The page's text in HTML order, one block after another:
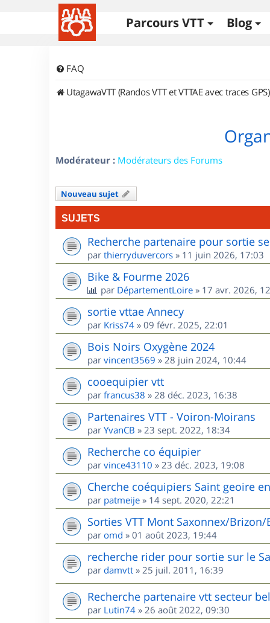
Parcours VTT Blog
FAQ
UtagawaVTT (Randos VTT et VTTAE avec traces GPS)
Modérateur : Modérateurs des Forums
Nouveau sujet
SUJETS
Recherche partenaire pour sortie
par thierryduvercors » 11 juin 2026, 17:03
Bike & Fourme 2026
par DépartementLoire » 17 avr. 2026,
sortie vttae Annecy
par Kriss74 » 09 févr. 2025, 22:01
Bois Noirs Oxygène 2024
par vincent3569 » 28 juin 2024, 10:44
cooequipier vtt
par francus38 » 28 déc. 2023, 16:38
Partenaires VTT - Voiron-Moirans
par YvanCB » 23 sept. 2022, 18:34
Recherche co équipier
par vince43110 » 23 déc. 2023, 19:08
Cherche coéquipiers Saint geoire
par patmeije » 14 sept. 2020, 22:21
Sorties VTT Mont Saxonnex/
par omd » 01 août 2023, 19:44
recherche rider pour sortie sur le
par damvtt » 25 juil. 2011, 16:39
Recherche partenaire vtt secteur
par Lutin74 » 26 août 2022, 09:30